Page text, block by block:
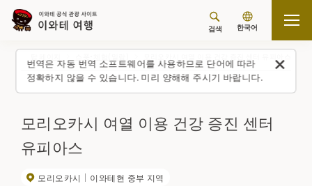
번역은 자동 번역 소프트웨어를 사용하므로 단어에 따라
정확하지 않을 수 있습니다. 미리 양해해 주시기 바랍니다.
검색 한국어
모리오카시 여열 이용 건강 증진 센터
유피아스
모리오카시 이와테현 중부 지역